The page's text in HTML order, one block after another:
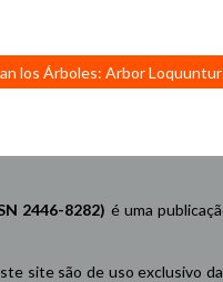
los Árboles: Arbor
2446-8282) é uma
site são de uso exclusivo